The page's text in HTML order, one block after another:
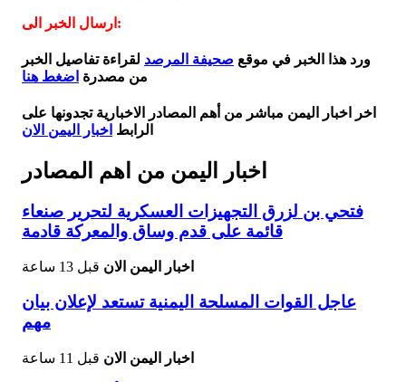
ارسال الخبر الى:
ورد هذا الخبر في موقع صحيفة المرصد لقراءة تفاصيل الخبر
من مصدرة اضغط هنا
اخر اخبار اليمن مباشر من أهم المصادر الاخبارية تجدونها على
الرابط اخبار اليمن الان
اخبار اليمن من اهم المصادر
فتحي بن لزرق التجهيزات العسكرية لتحرير صنعاء
قائمة على قدم وساق والمعركة قادمة
اخبار اليمن الان قبل 13 ساعة
عاجل القوات المسلحة اليمنية تستعد لإعلان بيان
مهم
اخبار اليمن الان قبل 11 ساعة